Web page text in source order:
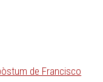
de Francisco